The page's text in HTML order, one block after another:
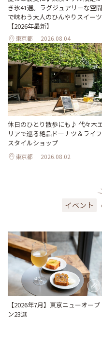
き氷41選。ラグジュアリーな空間
で味わう大人のひんやりスイーツ
【2026年最新】
東京都 2026.08.04
休日のひとり散歩にも♪ 代々木
リアで巡る絶品ドーナツ＆ライフ
スタイルショップ
東京都 2026.08.02
イベント
【2026年7月】東京ニューオープ
ン23選